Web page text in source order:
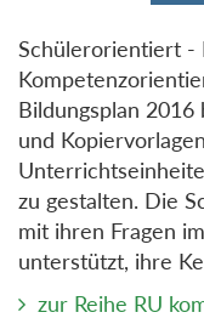
Schülerorientiert -
Bildungsplan
und
zu gestalten. Die
mit ihren Fragen
unterstützt, ihre
zur Reihe RU